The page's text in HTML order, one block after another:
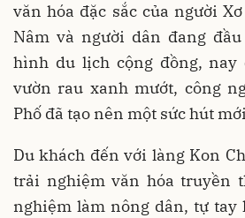
văn hóa đặc sắc của người
Nâm và người dân đang
hình du lịch cộng đồng, nay
vườn rau xanh mướt, công
Phố đã tạo nên một sức hút
Du khách đến với làng Kon
trải nghiệm văn hóa truyền
nghiệm làm nông dân, tự tay